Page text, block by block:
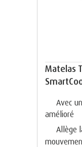
Matelas
Avec
amélioré
Allège